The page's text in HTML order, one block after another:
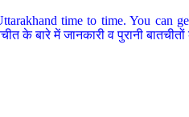
time to time. You can
के बारे में जानकारी व पुरानी